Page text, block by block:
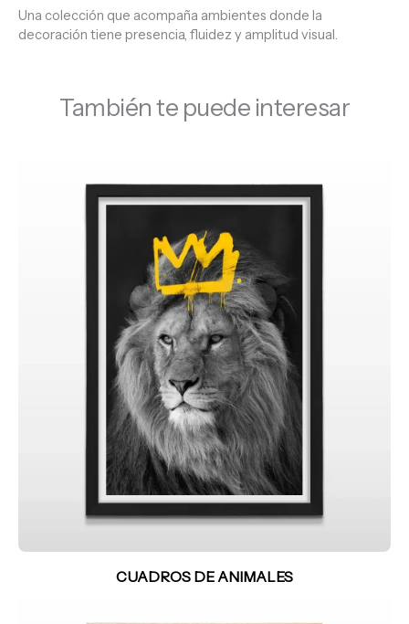
Una colección que acompaña ambientes donde la
decoración tiene presencia, fluidez y amplitud visual.
También te puede interesar
CUADROS DE ANIMALES